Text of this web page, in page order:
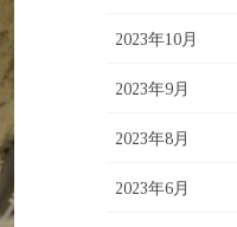
2023年10月
2023年9月
2023年8月
2023年6月